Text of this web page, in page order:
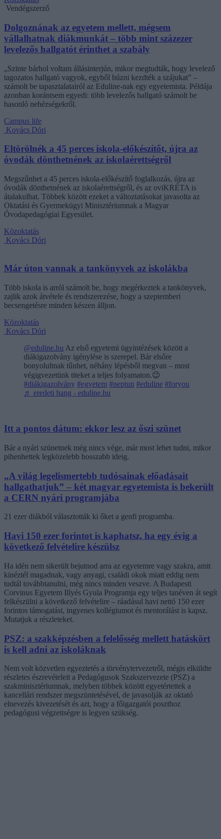
Vendégszerző
Dolgoznának az egyetem mellett, mégsem
vállalhatnak diákmunkát – több mint százezer
levelezős hallgatót érinthet a szabály
„Szinte bárhol voltam állásinterjún, mikor megtudták, hogy levelező
tagozatos hallgató vagyok, egyből húzni kezdték a szájukat” –
számolt be tapasztalatairól az Eduline-nak egy egyetemista. Példája
azonban korántsem egyedi: több levelezős hallgató számolt be
hasonló nehézségekről.
Campus life
Kovács Dóri
Eltörölnék a 45 perces iskola-előkészítőt, újra az
óvodák dönthetnének az iskolaérettségről
Megszűnhet a 45 perces iskola-előkészítő foglalkozás, újra az
óvodák dönthetnének az iskolaérettségről, és az oviKRÉTA is
átalakulhat. Többek között ezeket a változtatásokat javasolta az
Oktatási és Gyermekügyi Minisztériumnak a Magyar
Óvodapedagógiai Egyesület.
Közoktatás
Kovács Dóri
Már úton vannak a tankönyvek az iskolákba
Több iskola is arról számolt be, hogy megérkeztek a tankönyvek,
zajlik azok átvétele és rendszerezése, hogy a szeptemberi
becsengetésre minden készen álljon.
Közoktatás
Kovács Dóri
@eduline.hu Az első egyetemi ügyintézések között a
diákigazolvány igénylése is szerepel. Bár elsőre
bonyolultnak tűnhet, néhány lépésből megvan – most
végigvezetünk titeket a teljes folyamaton.😉
#diákigazolvány #egyetem #neptun #eduline #foryou
♬ eredeti hang - eduline.hu
Itt a pontos dátum: ekkor lesz az őszi szünet
Bár a nyári szünetnek még nincs vége, már most lehet tudni, mikor
pihenhettek legközelebb hosszabb ideig.
„A világ legelismertebb tudósainak előadásait
hallgathatjuk” – két magyar egyetemista is bekerült
a CERN nyári programjába
21 ezer diákból választották ki őket a genfi programba.
Havi 150 ezer forintot is kaphatsz, ha egy évig a
következő felvételire készülsz
Ha idén nem sikerült bejutnod arra az egyetemre vagy szakra, amit
kinéztél magadnak, vagy anyagi, családi okok miatt eddig nem
tudtál továbbtanulni, még nincs minden veszve. A Budapesti
Corvinus Egyetem Illyés Gyula Programja egy teljes tanéven át segít
felkészülni a következő felvételire – ráadásul havi nettó 150 ezer
forintos támogatást, ingyenes kollégiumot és mentorálást is kapsz.
Mutatjuk a részleteket.
PSZ: a szakképzésben a felelősség mellett hatáskört
is kell adni az iskoláknak
Nem volt közvetlen egyeztetés a törvénytervezetről, mégis elküldte
részletes észrevételeit a Pedagógusok Szakszervezete (PSZ) a
szakminisztériumnak, melyben többek között egyetértettek a
kancellári rendszer megszüntetésével, de javasolják az oktató
elnevezés kivezetését és azt, hogy a főigazgatói poszthoz
pedagógusi végzettségre is legyen szükség.